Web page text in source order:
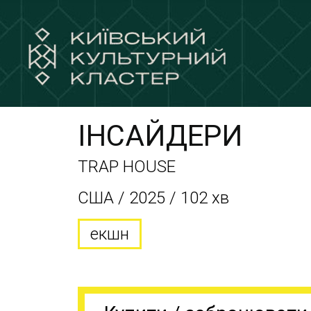
ІНСАЙДЕРИ
TRAP HOUSE
США / 2025 / 102 хв
екшн